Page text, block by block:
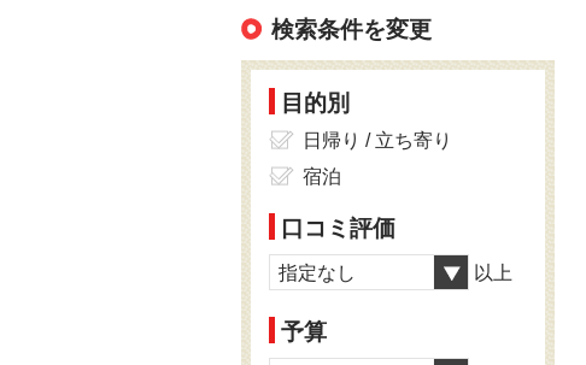
検索条件を変更
目的別
日帰り / 立ち寄り
宿泊
口コミ評価
指定なし 以上
予算